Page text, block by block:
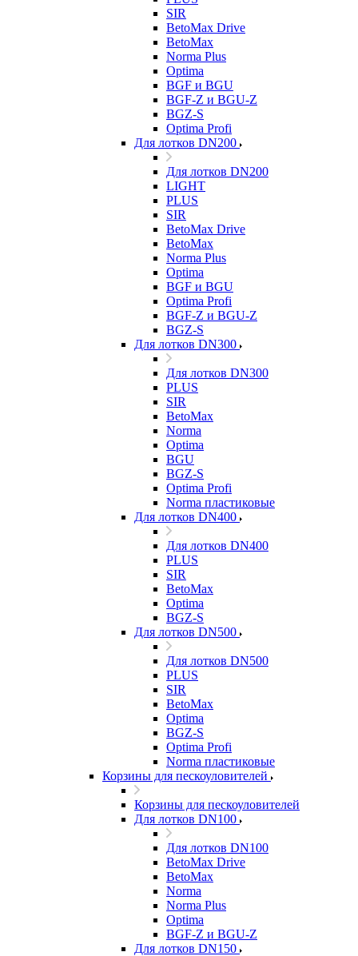
SIR
BetoMax Drive
BetoMax
Norma Plus
Optima
BGF и BGU
BGF-Z и BGU-Z
BGZ-S
Optima Profi
Для лотков DN200
Для лотков DN200
LIGHT
PLUS
SIR
BetoMax Drive
BetoMax
Norma Plus
Optima
BGF и BGU
Optima Profi
BGF-Z и BGU-Z
BGZ-S
Для лотков DN300
Для лотков DN300
PLUS
SIR
BetoMax
Norma
Optima
BGU
BGZ-S
Optima Profi
Norma пластиковые
Для лотков DN400
Для лотков DN400
PLUS
SIR
BetoMax
Optima
BGZ-S
Для лотков DN500
Для лотков DN500
PLUS
SIR
BetoMax
Optima
BGZ-S
Optima Profi
Norma пластиковые
Корзины для пескоуловителей
Корзины для пескоуловителей
Для лотков DN100
Для лотков DN100
BetoMax Drive
BetoMax
Norma
Norma Plus
Optima
BGF-Z и BGU-Z
Для лотков DN150